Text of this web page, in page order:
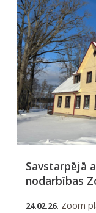
Savstarpējā
nodarbības
24.02.26. Zoom